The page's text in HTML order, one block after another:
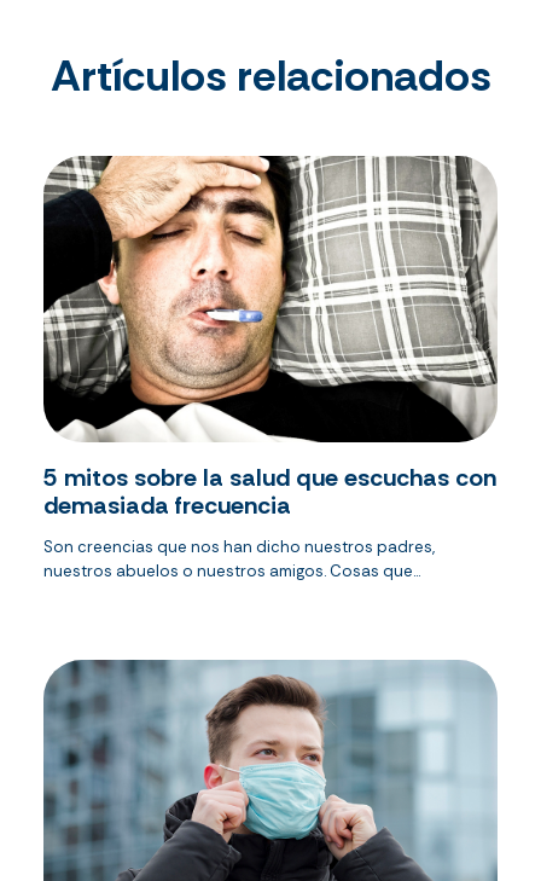
Artículos relacionados
5 mitos sobre la salud que escuchas con
demasiada frecuencia
Son creencias que nos han dicho nuestros padres,
nuestros abuelos o nuestros amigos. Cosas que...